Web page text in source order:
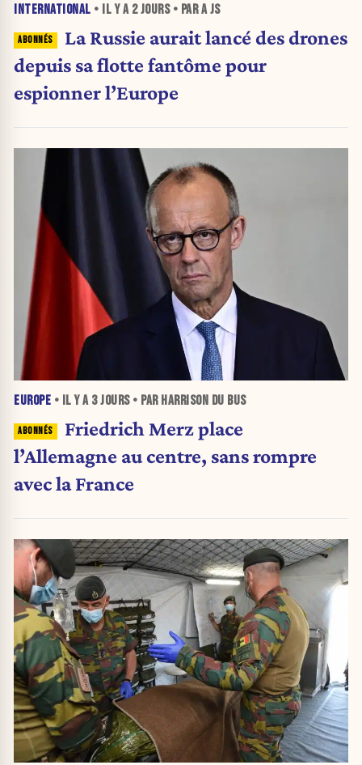
INTERNATIONAL • IL Y A 2 JOURS• PAR A JS
La Russie aurait lancé des drones
depuis sa flotte fantôme pour
espionner l’Europe
EUROPE • IL Y A 3 JOURS• PAR HARRISON DU BUS
Friedrich Merz place
l’Allemagne au centre, sans rompre
avec la France